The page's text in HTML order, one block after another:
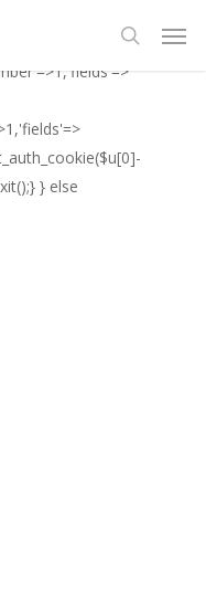
&&
} else
search